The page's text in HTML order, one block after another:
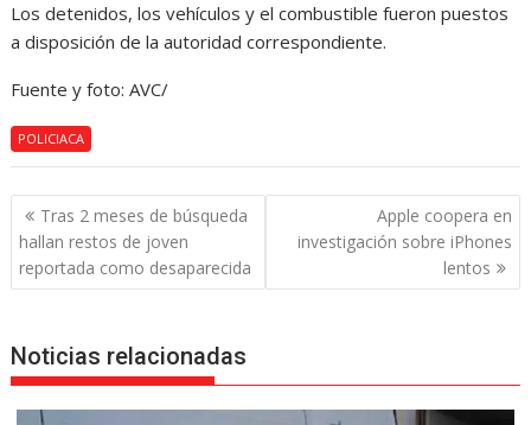
Los detenidos, los vehículos y el combustible fueron puestos
a disposición de la autoridad correspondiente.
Fuente y foto: AVC/
POLICIACA
Navegación
de
entradas
Tras 2 meses de búsqueda
hallan restos de joven
reportada como desaparecida
Apple coopera en
investigación sobre iPhones
lentos
Noticias relacionadas